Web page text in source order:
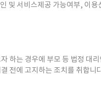
및 서비스제공 가능여부, 이용
하는 경우에 부모 등 법정 대
전에 고지하는 조치를 취합니